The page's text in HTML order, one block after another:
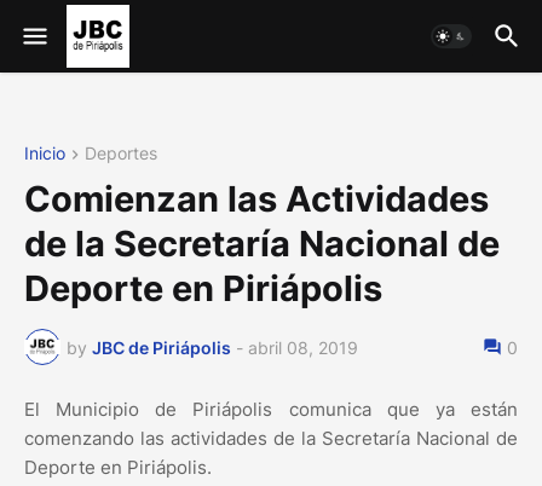
Inicio Deportes
Comienzan las Actividades
de la Secretaría Nacional de
Deporte en Piriápolis
by JBC de Piriápolis - abril 08, 2019 0
El Municipio de Piriápolis comunica que ya están
comenzando las actividades de la Secretaría Nacional de
Deporte en Piriápolis.